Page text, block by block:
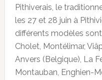
Pithiverais, le
les 27 et 28 juin à
différents modèles
Cholet, Montélimar,
Anvers (Belgique), La
Montauban, Enghien-